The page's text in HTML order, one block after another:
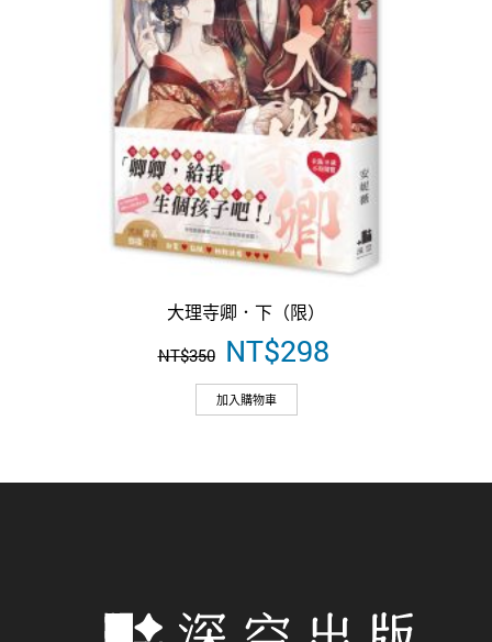
大理寺卿．下（限）
NT$350 原
始
價
格：
NT$298
加入購物車